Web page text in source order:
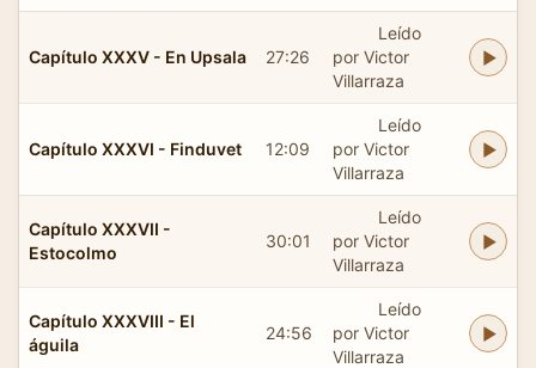
Capítulo XXXV - En Upsala 27:26
Leído
por Victor
Villarraza
Capítulo XXXVI - Finduvet 12:09
Leído
por Victor
Villarraza
Capítulo XXXVII -
Estocolmo
30:01
Leído
por Victor
Villarraza
Capítulo XXXVIII - El
águila
24:56
Leído
por Victor
Villarraza